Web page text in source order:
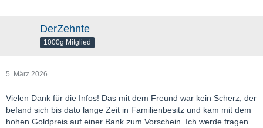
DerZehnte
1000g Mitglied
5. März 2026
Vielen Dank für die Infos! Das mit dem Freund war kein Scherz, der
befand sich bis dato lange Zeit in Familienbesitz und kam mit dem
hohen Goldpreis auf einer Bank zum Vorschein. Ich werde fragen